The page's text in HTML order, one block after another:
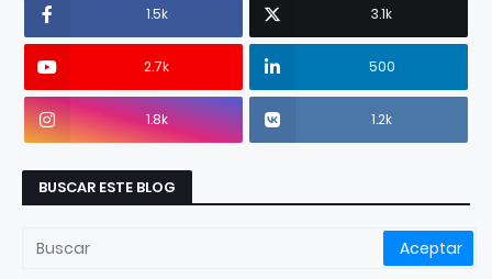
1.5k 3.1k
2.7k 500
1.8k 1.2k
BUSCAR ESTE BLOG